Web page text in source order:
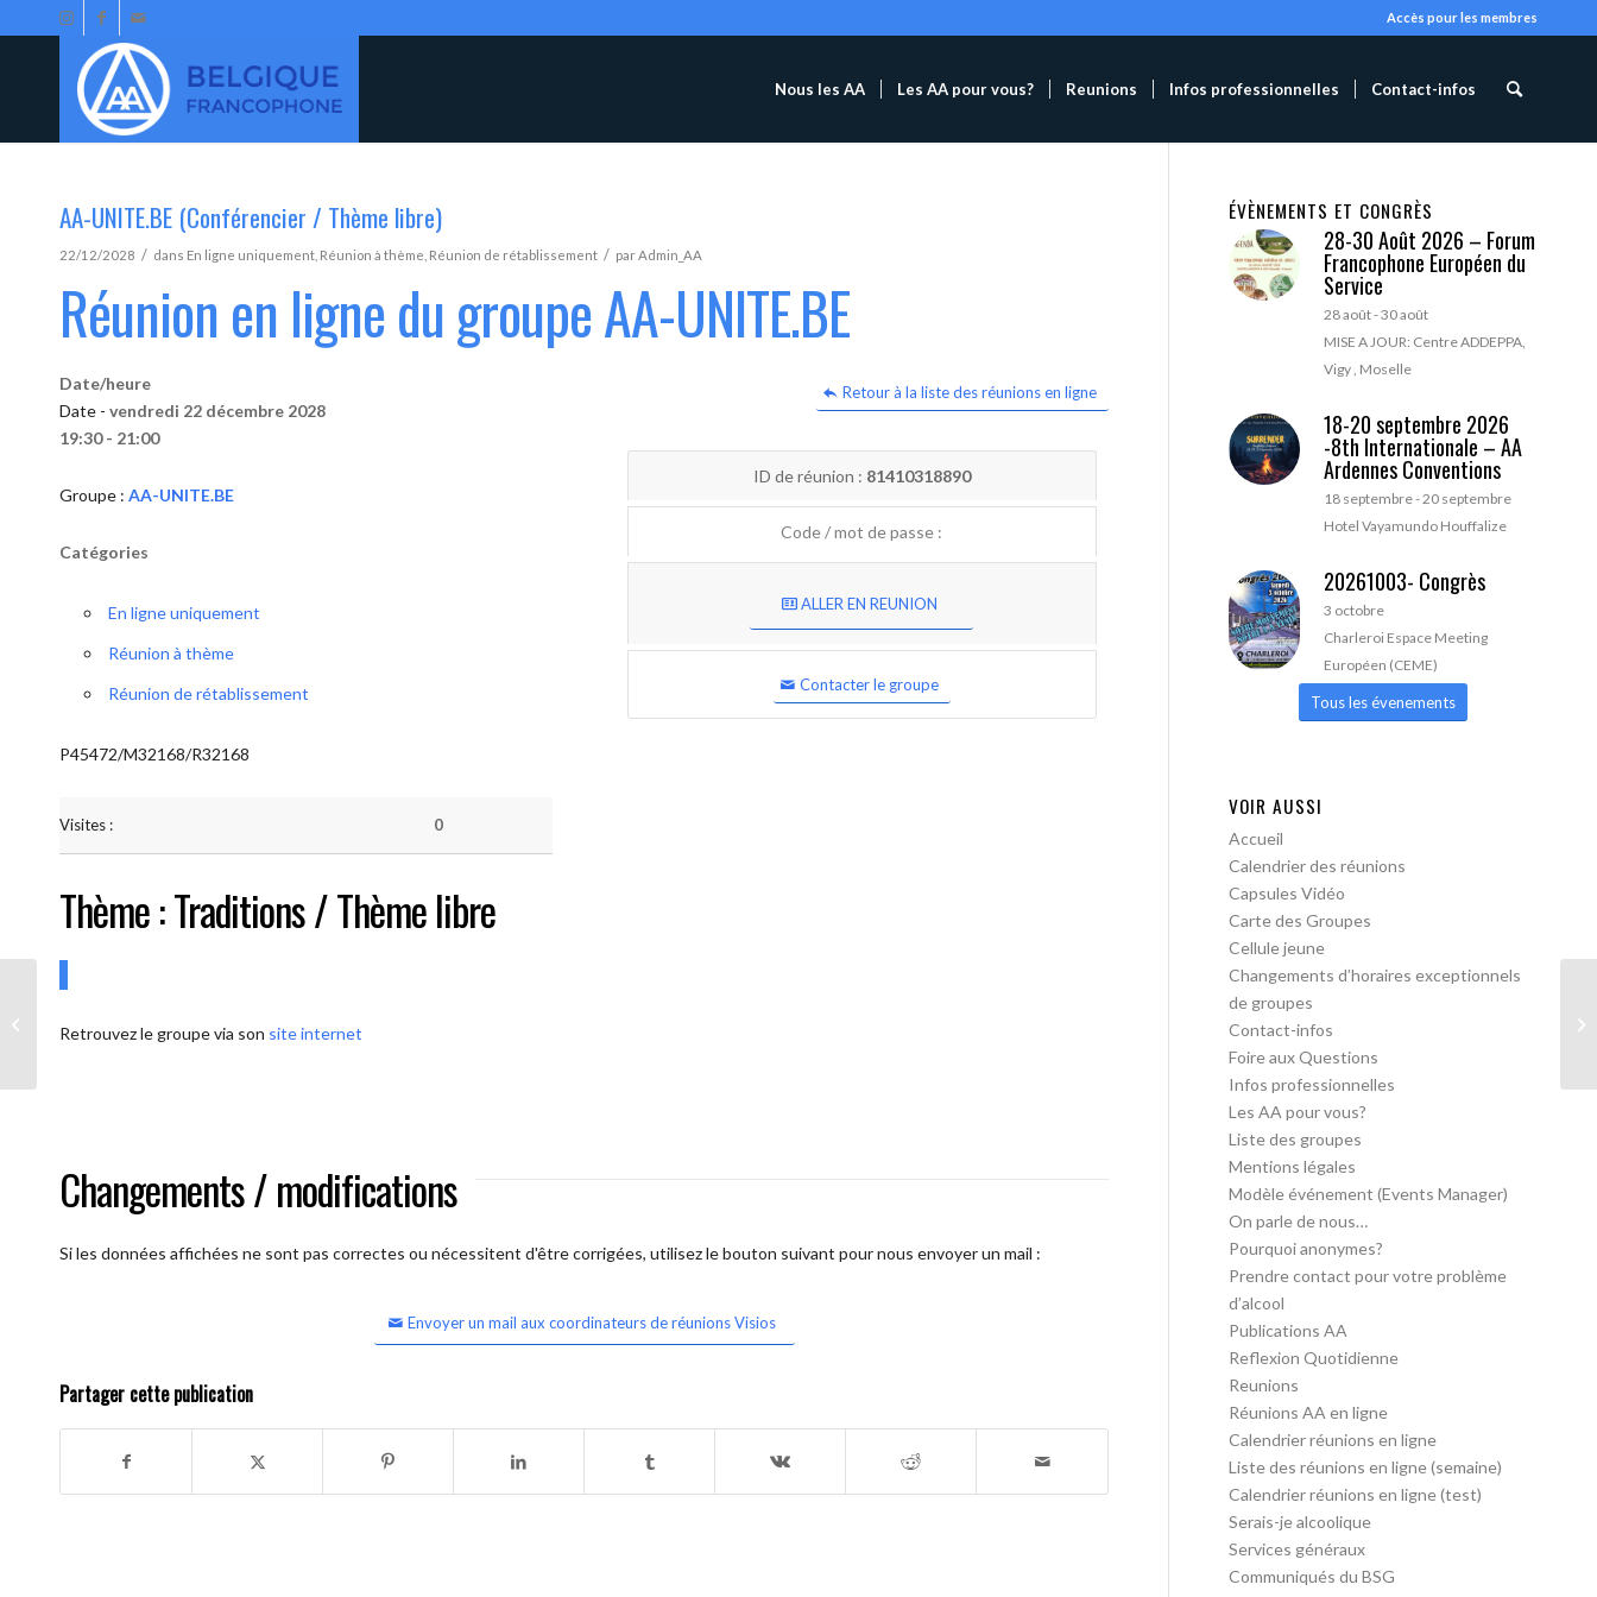
Accès pour les membres
Nous les AA Les AA pour vous? Reunions Infos professionnelles Contact-infos
AA-UNITE.BE (Conférencier / Thème libre)
22/12/2028 / dans En ligne uniquement Réunion à thème Réunion de rétablissement / parAdmin_AA
Réunion en ligne du groupe AA-UNITE.BE
Retour à la liste des réunions en ligne
Date/heure
Date - vendredi 22 décembre 2028
19:30 - 21:00
Groupe : AA-UNITE.BE
Catégories
En ligne uniquement
Réunion à thème
Réunion de rétablissement
P45472/M32168/R32168
Visites : 0
ID de réunion : 81410318890
Code / mot de passe :
ALLER EN REUNION
Contacter le groupe
Thème : Traditions / Thème libre
Retrouvez le groupe via son site internet
Changements / modifications
Si les données affichées ne sont pas correctes ou nécessitent d'être corrigées, utilisez le bouton suivant pour nous envoyer un mail :
Envoyer un mail aux coordinateurs de réunions Visios
Partager cette publication
ÉVÈNEMENTS ET CONGRÈS
28-30 Août 2026 – Forum
Francophone Européen du
Service
28 août-30 août
MISE A JOUR: Centre ADDEPPA,
Vigy , Moselle
18-20 septembre 2026
-8th Internationale – AA
Ardennes Conventions
18 septembre-20 septembre
Hotel Vayamundo Houffalize
20261003- Congrès
3 octobre
Charleroi Espace Meeting
Européen (CEME)
Tous les évenements
VOIR AUSSI
Accueil
Calendrier des réunions
Capsules Vidéo
Carte des Groupes
Cellule jeune
Changements d’horaires exceptionnels
de groupes
Contact-infos
Foire aux Questions
Infos professionnelles
Les AA pour vous?
Liste des groupes
Mentions légales
Modèle événement (Events Manager)
On parle de nous…
Pourquoi anonymes?
Prendre contact pour votre problème
d’alcool
Publications AA
Reflexion Quotidienne
Reunions
Réunions AA en ligne
Calendrier réunions en ligne
Liste des réunions en ligne (semaine)
Calendrier réunions en ligne (test)
Serais-je alcoolique
Services généraux
Communiqués du BSG
libre)